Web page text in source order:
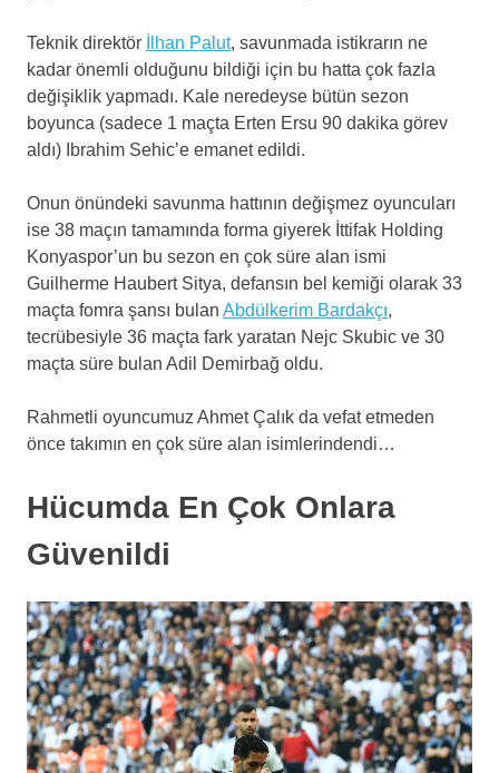
Teknik direktör İlhan Palut, savunmada istikrarın ne
kadar önemli olduğunu bildiği için bu hatta çok fazla
değişiklik yapmadı. Kale neredeyse bütün sezon
boyunca (sadece 1 maçta Erten Ersu 90 dakika görev
aldı) Ibrahim Sehic’e emanet edildi.
Onun önündeki savunma hattının değişmez oyuncuları
ise 38 maçın tamamında forma giyerek İttifak Holding
Konyaspor’un bu sezon en çok süre alan ismi
Guilherme Haubert Sitya, defansın bel kemiği olarak 33
maçta fomra şansı bulan Abdülkerim Bardakçı,
tecrübesiyle 36 maçta fark yaratan Nejc Skubic ve 30
maçta süre bulan Adil Demirbağ oldu.
Rahmetli oyuncumuz Ahmet Çalık da vefat etmeden
önce takımın en çok süre alan isimlerindendi…
Hücumda En Çok Onlara
Güvenildi